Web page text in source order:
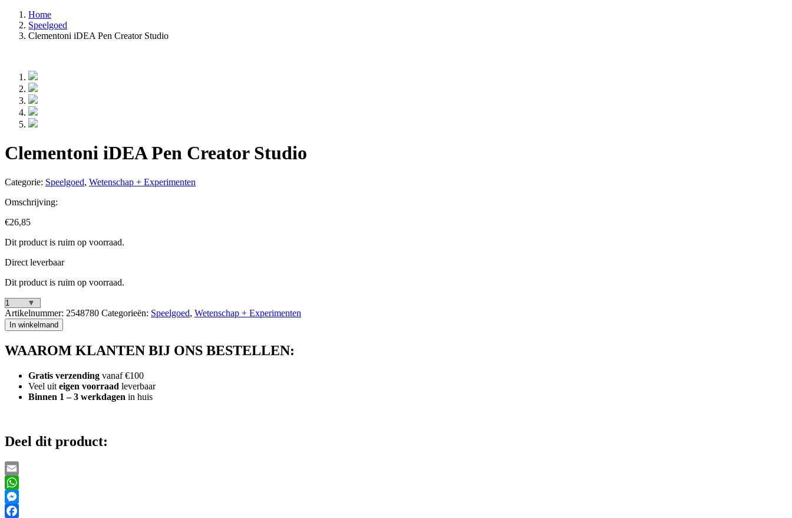
Home
Speelgoed
Clementoni iDEA Pen Creator Studio
Clementoni iDEA Pen Creator Studio
Categorie: Speelgoed, Wetenschap + Experimenten
Omschrijving:
€26,85
Dit product is ruim op voorraad.
Direct leverbaar
Dit product is ruim op voorraad.
Clementoni
iDEA
Pen
Studio
Artikelnummer: 2548780 Categorieën: Speelgoed, Wetenschap + Experimenten
In winkelmand
WAAROM KLANTEN BIJ ONS BESTELLEN:
Gratis verzending vanaf €100
Veel uit eigen voorraad leverbaar
Binnen 1 – 3 werkdagen in huis
Deel dit product:
Email
WhatsApp
Messenger